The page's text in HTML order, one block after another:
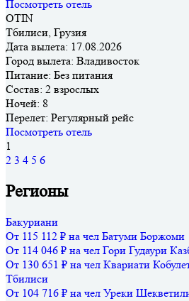
Посмотреть отель
OTIN
Тбилиси, Грузия
Дата вылета: 17.08.2026
Город вылета: Владивосток
Питание: Без питания
Состав: 2 взрослых
Ночей: 8
Перелет: Регулярный рейс
Посмотреть отель
1
2 3 4 5 6
Регионы
Бакуриани
От 115 112 ₽ на чел Батуми Боржоми
От 114 046 ₽ на чел Гори Гудаури
От 130 651 ₽ на чел Квариати
Тбилиси
От 104 716 ₽ на чел Уреки